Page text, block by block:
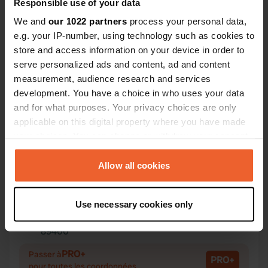
Responsible use of your data
We and our 1022 partners process your personal data,
e.g. your IP-number, using technology such as cookies to
store and access information on your device in order to
serve personalized ads and content, ad and content
measurement, audience research and services
development. You have a choice in who uses your data
and for what purposes. Your privacy choices are only
applicable on this digital property where you have made
any time from the Cookie Declaration or by clicking on
the Privacy trigger icon.
Collect information about your geographical location
which can be accurate to within several meters
specific characteristics (fingerprinting)
Allow all cookies
Use necessary cookies only
Contact
Emplacement
Calle Antonio Gaudi 23
08737, Torrelles de Foix, Espagne
Coordonnées
41° 23' 18" N 1° 34' 21" E
Copie
41.38836 1.57257
89400
Passer àPRO+ PRO+